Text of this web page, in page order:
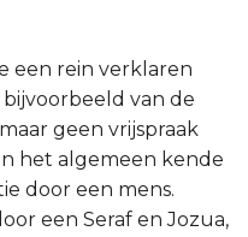
een rein verklaren
van de
geen vrijspraak
het algemeen kende
door een mens.
een Seraf en Jozua,